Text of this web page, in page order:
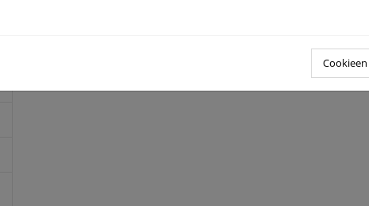
Informe 2021 sobre el estado del Patrimonio Natural y de la